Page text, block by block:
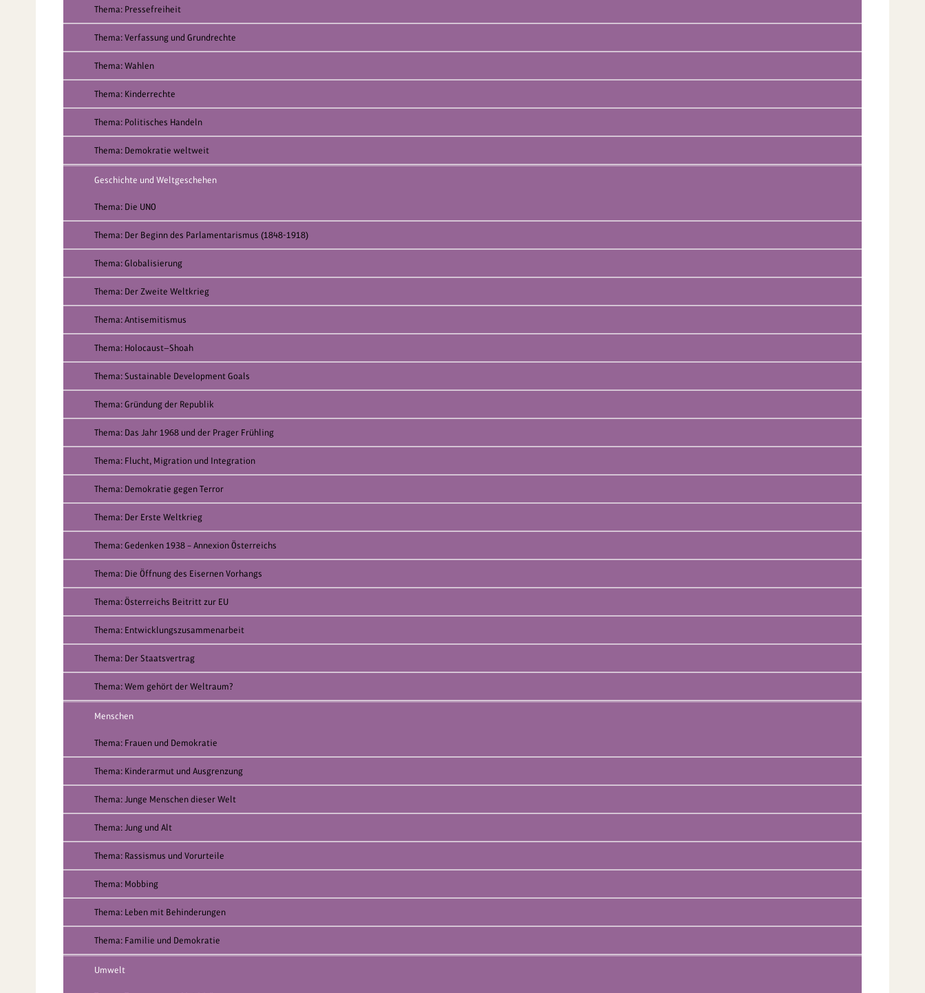
Thema: Pressefreiheit
Thema: Verfassung und Grundrechte
Thema: Wahlen
Thema: Kinderrechte
Thema: Politisches Handeln
Thema: Demokratie weltweit
Geschichte und Weltgeschehen
Thema: Die UNO
Thema: Der Beginn des Parlamentarismus (1848-1918)
Thema: Globalisierung
Thema: Der Zweite Weltkrieg
Thema: Antisemitismus
Thema: Holocaust—Shoah
Thema: Sustainable Development Goals
Thema: Gründung der Republik
Thema: Das Jahr 1968 und der Prager Frühling
Thema: Flucht, Migration und Integration
Thema: Demokratie gegen Terror
Thema: Der Erste Weltkrieg
Thema: Gedenken 1938 – Annexion Österreichs
Thema: Die Öffnung des Eisernen Vorhangs
Thema: Österreichs Beitritt zur EU
Thema: Entwicklungszusammenarbeit
Thema: Der Staatsvertrag
Thema: Wem gehört der Weltraum?
Menschen
Thema: Frauen und Demokratie
Thema: Kinderarmut und Ausgrenzung
Thema: Junge Menschen dieser Welt
Thema: Jung und Alt
Thema: Rassismus und Vorurteile
Thema: Mobbing
Thema: Leben mit Behinderungen
Thema: Familie und Demokratie
Umwelt